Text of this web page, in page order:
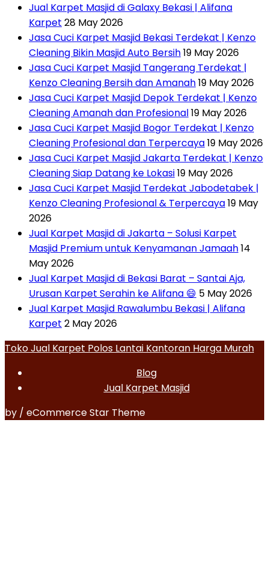
Jual Karpet Masjid di Galaxy Bekasi | Alifana
Karpet 28 May 2026
Jasa Cuci Karpet Masjid Bekasi Terdekat | Kenzo
Cleaning Bikin Masjid Auto Bersih19 May 2026
Jasa Cuci Karpet Masjid Tangerang Terdekat |
Kenzo Cleaning Bersih dan Amanah19 May 2026
Jasa Cuci Karpet Masjid Depok Terdekat | Kenzo
Cleaning Amanah dan Profesional19 May 2026
Jasa Cuci Karpet Masjid Bogor Terdekat | Kenzo
Cleaning Profesional dan Terpercaya19 May 2026
Jasa Cuci Karpet Masjid Jakarta Terdekat | Kenzo
Cleaning Siap Datang ke Lokasi19 May 2026
Jasa Cuci Karpet Masjid Terdekat Jabodetabek |
Kenzo Cleaning Profesional & Terpercaya19 May
2026
Jual Karpet Masjid di Jakarta – Solusi Karpet
Masjid Premium untuk Kenyamanan Jamaah14
May 2026
Jual Karpet Masjid di Bekasi Barat – Santai Aja,
Urusan Karpet Serahin ke Alifana 😄 5 May 2026
Jual Karpet Masjid Rawalumbu Bekasi | Alifana
Karpet 2 May 2026
Toko Jual Karpet Polos Lantai Kantoran Harga Murah
Blog
Jual Karpet Masjid
by / eCommerce Star Theme